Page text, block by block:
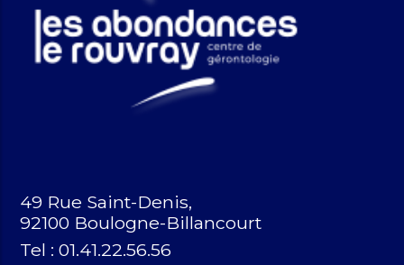
49 Rue Saint-Denis,
92100 Boulogne-Billancourt
Tel : 01.41.22.56.56